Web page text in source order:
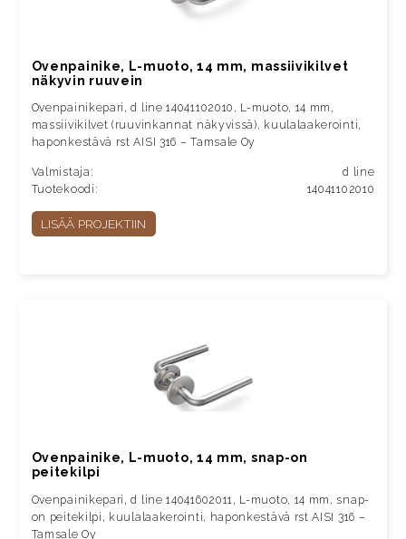
Ovenpainike, L-muoto, 14 mm, massiivikilvet
näkyvin ruuvein
Ovenpainikepari, d line 14041102010, L-muoto, 14 mm,
massiivikilvet (ruuvinkannat näkyvissä), kuulalaakerointi,
haponkestävä rst AISI 316 – Tamsale Oy
Valmistaja:
d line
Tuotekoodi:
14041102010
LISÄÄ PROJEKTIIN
Ovenpainike, L-muoto, 14 mm, snap-on
peitekilpi
Ovenpainikepari, d line 14041602011, L-muoto, 14 mm, snap-
on peitekilpi, kuulalaakerointi, haponkestävä rst AISI 316 –
Tamsale Oy